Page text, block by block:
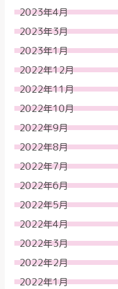
2023年4月
2023年3月
2023年1月
2022年12月
2022年11月
2022年10月
2022年9月
2022年8月
2022年7月
2022年6月
2022年5月
2022年4月
2022年3月
2022年2月
2022年1月